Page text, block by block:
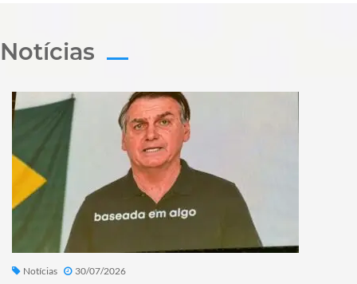
Notícias
Notícias 30/07/2026